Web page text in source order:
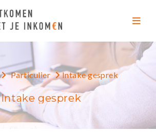
Particulier Intake gesprek
Intake gesprek